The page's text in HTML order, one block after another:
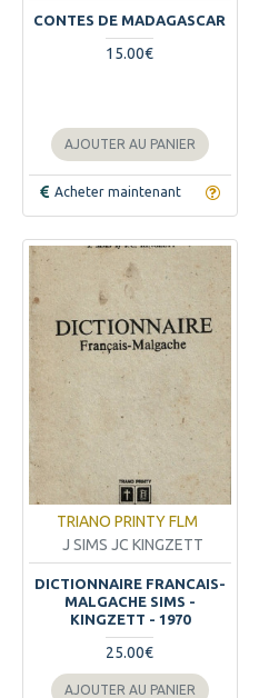
CONTES DE MADAGASCAR
15.00€
AJOUTER AU PANIER
Acheter maintenant
TRIANO PRINTY FLM
J SIMS JC KINGZETT
DICTIONNAIRE FRANCAIS-
MALGACHE SIMS -
KINGZETT - 1970
25.00€
AJOUTER AU PANIER